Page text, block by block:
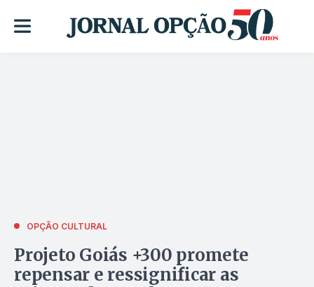
OPÇÃO CULTURAL
Projeto Goiás +300 promete
repensar e ressignificar as